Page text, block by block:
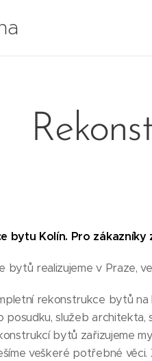
bytu Kolín. Pro
bytů realizujeme v Praze,
rekonstrukce bytů
posudku, služeb architekta,
bytů zařizujeme
veškeré potřebné